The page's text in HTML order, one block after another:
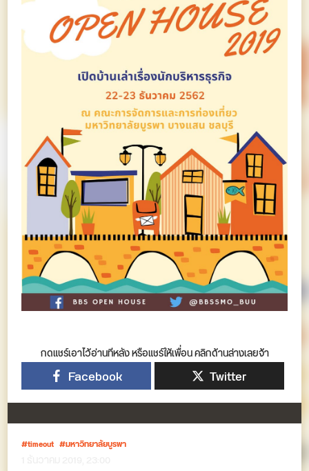
กดแชร์เอาไว้อ่านทีหลัง หรือแชร์ให้เพื่อน คลิกด้านล่างเลยจ้า
Facebook Twitter
timeout มหาวิทยาลัยบูรพา